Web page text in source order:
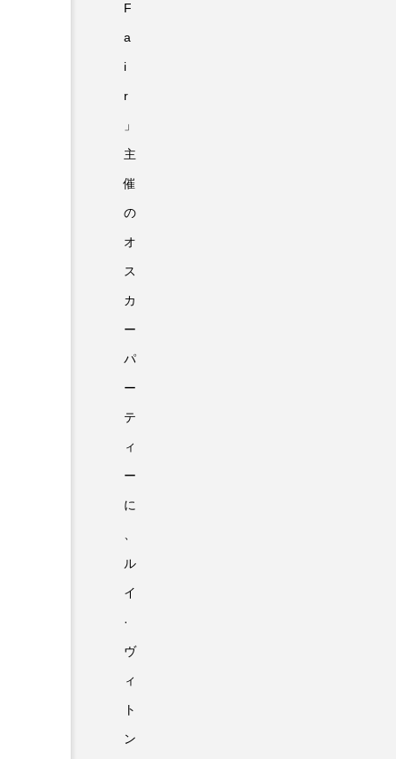
F
a
i
r
」
主
催
の
オ
ス
カ
ー
パ
ー
テ
ィ
ー
に
ル
イ
·
ヴ
ィ
ト
ン